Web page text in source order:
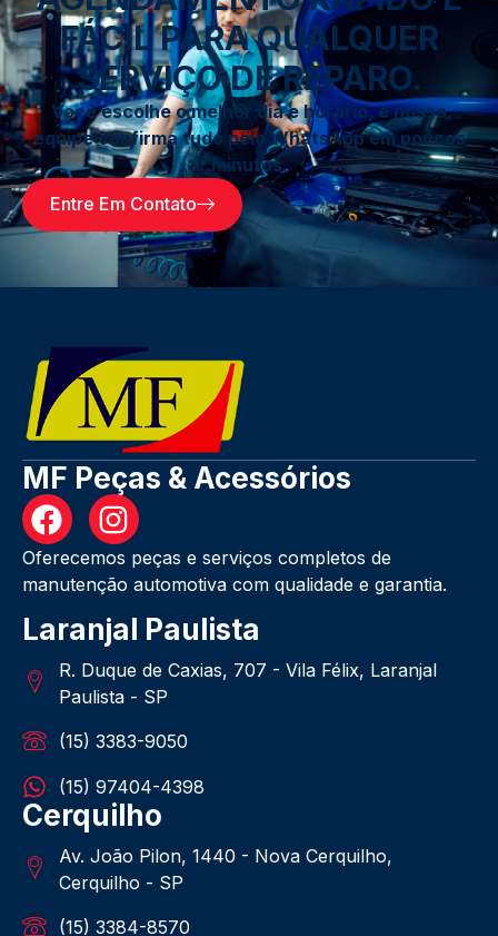
FÁCIL PARA QUALQUER
SERVIÇO DE REPARO.
Você escolhe o melhor dia e horário, e nossa
equipe confirma tudo pelo WhatsApp em poucos
minutos.
Entre Em Contato
MF Peças & Acessórios
Oferecemos peças e serviços completos de
manutenção automotiva com qualidade e garantia.
Laranjal Paulista
R. Duque de Caxias, 707 - Vila Félix, Laranjal
Paulista - SP
(15) 3383-9050
(15) 97404-4398
Cerquilho
Av. João Pilon, 1440 - Nova Cerquilho,
Cerquilho - SP
(15) 3384-8570